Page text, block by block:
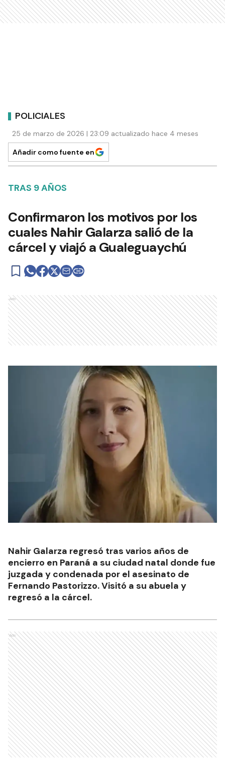
POLICIALES
25 de marzo de 2026 | 23:09 actualizado hace 4 meses
Añadir como fuente en
TRAS 9 AÑOS
Confirmaron los motivos por los
cuales Nahir Galarza salió de la
cárcel y viajó a Gualeguaychú
Ads
Nahir Galarza regresó tras varios años de
encierro en Paraná a su ciudad natal donde fue
juzgada y condenada por el asesinato de
Fernando Pastorizzo. Visitó a su abuela y
regresó a la cárcel.
Ads